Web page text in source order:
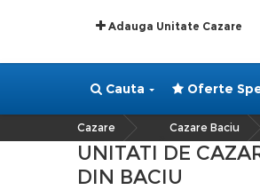
Adauga Unitate Cazare
Cauta Oferte
Cazare Cazare Baciu
UNITATI DE
DIN BACIU